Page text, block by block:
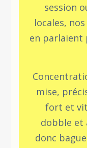
session
locales,
en parlaient
mise,
fort et
dobble et
donc